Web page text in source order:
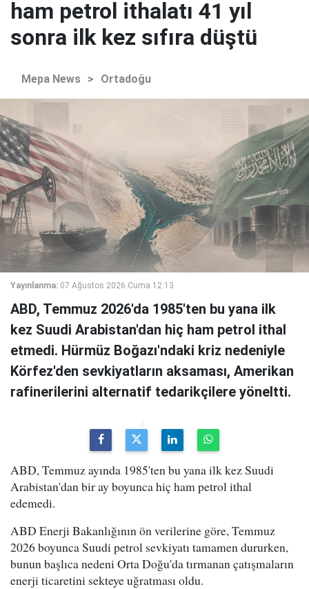
ham petrol ithalatı 41 yıl
sonra ilk kez sıfıra düştü
Mepa News > Ortadoğu
Yayınlanma: 07 Ağustos 2026 Cuma 12:13
ABD, Temmuz 2026'da 1985'ten bu yana ilk
kez Suudi Arabistan'dan hiç ham petrol ithal
etmedi. Hürmüz Boğazı'ndaki kriz nedeniyle
Körfez'den sevkiyatların aksaması, Amerikan
rafinerilerini alternatif tedarikçilere yöneltti.
ABD, Temmuz ayında 1985'ten bu yana ilk kez Suudi
Arabistan'dan bir ay boyunca hiç ham petrol ithal
edemedi.
ABD Enerji Bakanlığının ön verilerine göre, Temmuz
2026 boyunca Suudi petrol sevkiyatı tamamen dururken,
bunun başlıca nedeni Orta Doğu'da tırmanan çatışmaların
enerji ticaretini sekteye uğratması oldu.